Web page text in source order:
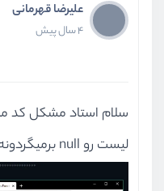
علیرضا قهرمانی
4 سال پیش
سلام استاد مشکل کد
لیست رو null برمیگردونه ؟